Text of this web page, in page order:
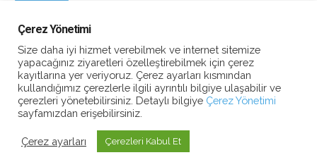
Çerez Yönetimi
Size daha iyi hizmet verebilmek ve internet sitemize
yapacağınız ziyaretleri özelleştirebilmek için çerez
kayıtlarına yer veriyoruz. Çerez ayarları kısmından
kullandığımız çerezlerle ilgili ayrıntılı bilgiye ulaşabilir ve
çerezleri yönetebilirsiniz. Detaylı bilgiye Çerez Yönetimi
sayfamızdan erişebilirsiniz.
Çerez ayarları Çerezleri Kabul Et